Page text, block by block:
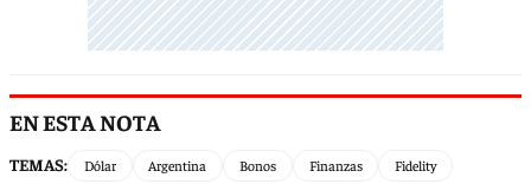
EN ESTA NOTA
TEMAS: Dólar Argentina Bonos Finanzas Fidelity